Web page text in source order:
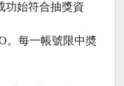
功始符合抽獎資
。每一帳號限中奬